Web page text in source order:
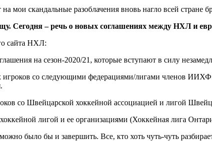
мои скандальные разоблачения вновь нагло всей стране
Сегодня – речь о новых соглашениях между НХЛ и
сайта НХЛ:
на сезон-2020/21, которые вступают в силу
игроков со следующими федерациями/лигами членов
со Швейцарской хоккейной ассоциацией и лигой
лигой и ее организациями (Хоккейная лига
было бы и завершить. Все, кто хоть чуть-чуть